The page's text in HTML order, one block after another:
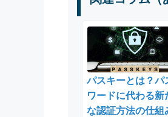
パスキーとは？パ
ワードに代わる新
な認証方法の仕組